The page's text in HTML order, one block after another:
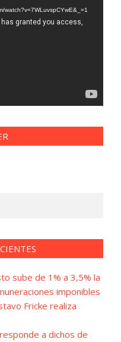
watch?v=7WLuvspCYwE&_=1
sube de 1% a 3,5% la
imponibles
Fricke realiza
a dichos de